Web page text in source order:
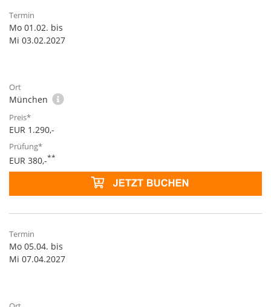
Mo 01.02. bis
Mi 03.02.2027
München
EUR 1.290,-
EUR 380,-**
Mo 05.04. bis
Mi 07.04.2027